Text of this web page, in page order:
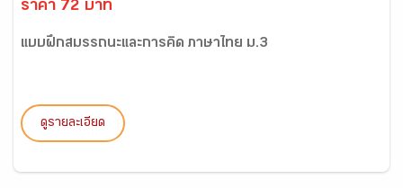
ราคา 72 บาท
แบบฝึกสมรรถนะและการคิด ภาษาไทย ม.3
ดูรายละเอียด